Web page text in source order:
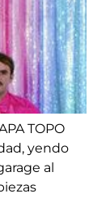
TOPO
yendo
al